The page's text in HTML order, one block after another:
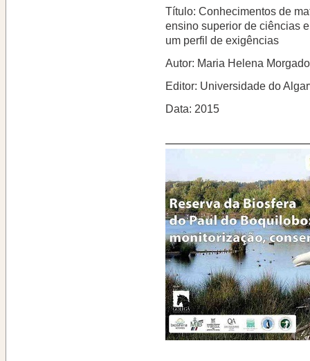
Título: Conhecimentos de
ensino superior de ciências
um perfil de exigências
Autor: Maria Helena
Editor: Universidade do
Data: 2015